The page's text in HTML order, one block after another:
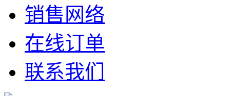
销售网络
在线订单
联系我们